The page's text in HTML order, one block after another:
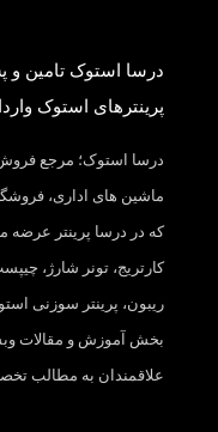
درسا استوک تامین و
پرینترهای استوک
درسا استوک؛ مرجع
ماشین های اداری،
که در درسا پرینتر عرضه
کارتریج، تونر شارژ،
ریبون، پرینتر سوزنی
بخش آموزش و مقالات
علاقمندان به مطالب